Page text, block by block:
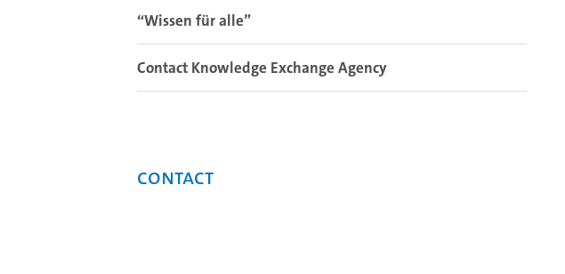
“Wissen für alle”
Contact Knowledge Exchange Agency
Contact